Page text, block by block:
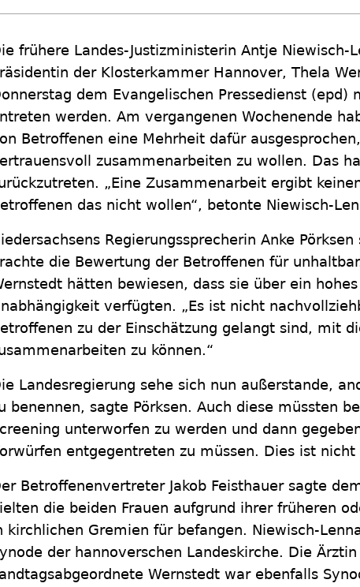
frühere Landes-Justizministerin Antje Niewisch-
der Klosterkammer Hannover, Thela
dem Evangelischen Pressedienst
werden. Am vergangenen Wochenende
Betroffenen eine Mehrheit dafür
zusammenarbeiten zu wollen. Das
„Eine Zusammenarbeit ergibt
das nicht wollen“, betonte Niewisch-
Regierungssprecherin Anke
die Bewertung der Betroffenen für
hätten bewiesen, dass sie über ein
verfügten. „Es ist nicht
zu der Einschätzung gelangt sind, mit
zu können.“
Landesregierung sehe sich nun außerstande,
benennen, sagte Pörksen. Auch diese müssten
unterworfen zu werden und dann
entgegentreten zu müssen. Dies ist nicht
Betroffenenvertreter Jakob Feisthauer sagte
die beiden Frauen aufgrund ihrer früheren
kirchlichen Gremien für befangen. Niewisch-
der hannoverschen Landeskirche. Die
Wernstedt war ebenfalls